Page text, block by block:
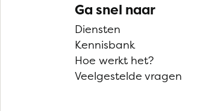
Ga snel naar
Diensten
Kennisbank
Hoe werkt het?
Veelgestelde vragen